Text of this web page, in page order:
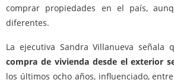
comprar propiedades en el país,
diferentes.
La ejecutiva Sandra Villanueva señala
compra de vivienda desde el exterior
los últimos ocho años, influenciado,